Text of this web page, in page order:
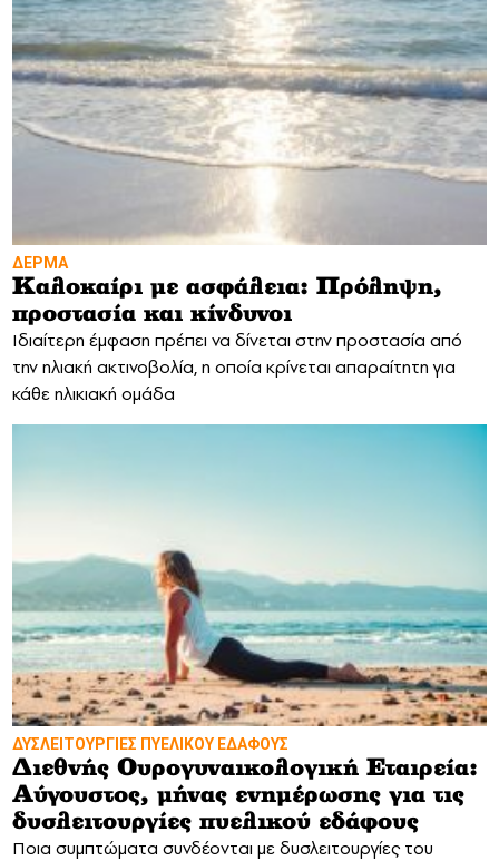
ΔΕΡΜΑ
Καλοκαίρι με ασφάλεια: Πρόληψη,
προστασία και κίνδυνοι
Ιδιαίτερη έμφαση πρέπει να δίνεται στην προστασία από
την ηλιακή ακτινοβολία, η οποία κρίνεται απαραίτητη για
κάθε ηλικιακή ομάδα
ΔΥΣΛΕΙΤΟΥΡΓΙΕΣ ΠΥΕΛΙΚΟΥ ΕΔΑΦΟΥΣ
Διεθνής Ουρογυναικολογική Εταιρεία:
Αύγουστος, μήνας ενημέρωσης για τις
δυσλειτουργίες πυελικού εδάφους
Ποια συμπτώματα συνδέονται με δυσλειτουργίες του